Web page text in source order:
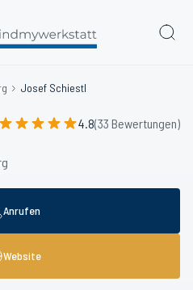
Josef Schiestl
4.8(33 Bewertungen)
Anrufen
Website